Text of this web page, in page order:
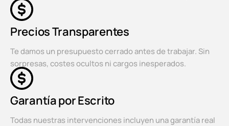
Precios Transparentes
Te damos un presupuesto cerrado antes de trabajar. Sin
sorpresas, costes ocultos ni cargos inesperados.
Garantía por Escrito
Todas nuestras intervenciones incluyen una garantía real